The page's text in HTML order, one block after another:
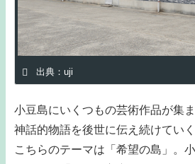
出典：uji
小豆島にいくつもの芸術作品が集
神話的物語を後世に伝え続けてい
こちらのテーマは「希望の島」。